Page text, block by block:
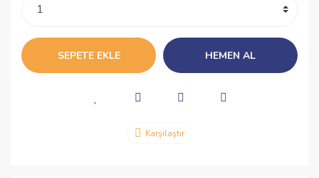
SEPETE EKLE HEMEN AL
Karşılaştır